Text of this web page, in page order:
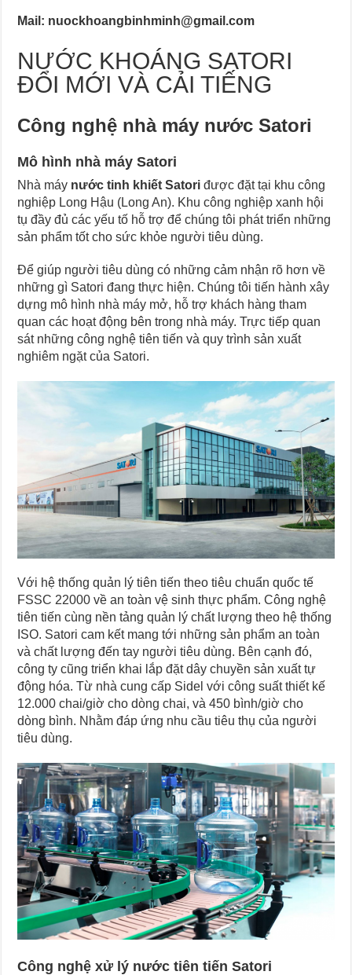
Mail: nuockhoangbinhminh@gmail.com
NƯỚC KHOÁNG SATORI
ĐỔI MỚI VÀ CẢI TIẾNG
Công nghệ nhà máy nước Satori
Mô hình nhà máy Satori
Nhà máy nước tinh khiết Satori được đặt tại khu công
nghiệp Long Hậu (Long An). Khu công nghiệp xanh hội
tụ đầy đủ các yếu tố hỗ trợ để chúng tôi phát triển những
sản phẩm tốt cho sức khỏe người tiêu dùng.
Để giúp người tiêu dùng có những cảm nhận rõ hơn về
những gì Satori đang thực hiện. Chúng tôi tiến hành xây
dựng mô hình nhà máy mở, hỗ trợ khách hàng tham
quan các hoạt động bên trong nhà máy. Trực tiếp quan
sát những công nghệ tiên tiến và quy trình sản xuất
nghiêm ngặt của Satori.
Với hệ thống quản lý tiên tiến theo tiêu chuẩn quốc tế
FSSC 22000 về an toàn vệ sinh thực phẩm. Công nghệ
tiên tiến cùng nền tảng quản lý chất lượng theo hệ thống
ISO. Satori cam kết mang tới những sản phẩm an toàn
và chất lượng đến tay người tiêu dùng. Bên cạnh đó,
công ty cũng triển khai lắp đặt dây chuyền sản xuất tự
động hóa. Từ nhà cung cấp Sidel với công suất thiết kế
12.000 chai/giờ cho dòng chai, và 450 bình/giờ cho
dòng bình. Nhằm đáp ứng nhu cầu tiêu thụ của người
tiêu dùng.
Công nghệ xử lý nước tiên tiến Satori